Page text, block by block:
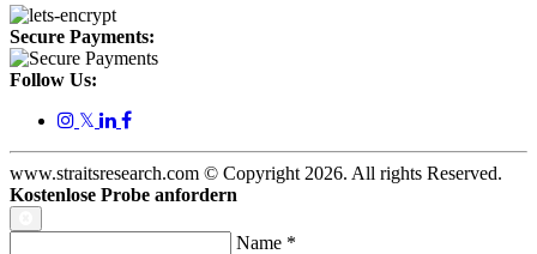
Secure Payments:
Follow Us:
𝕏
www.straitsresearch.com © Copyright 2026. All rights Reserved.
Kostenlose Probe anfordern
Name *